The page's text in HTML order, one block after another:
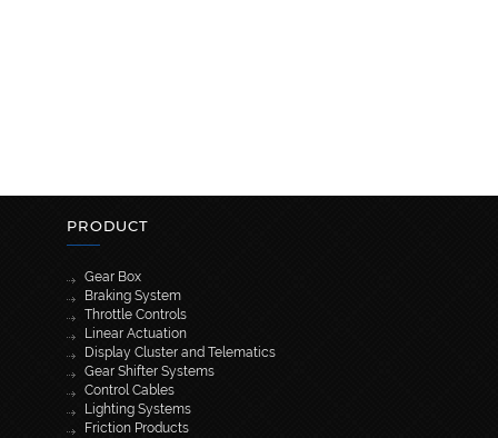
PRODUCT
Gear Box
Braking System
Throttle Controls
Linear Actuation
Display Cluster and Telematics
Gear Shifter Systems
Control Cables
Lighting Systems
Friction Products